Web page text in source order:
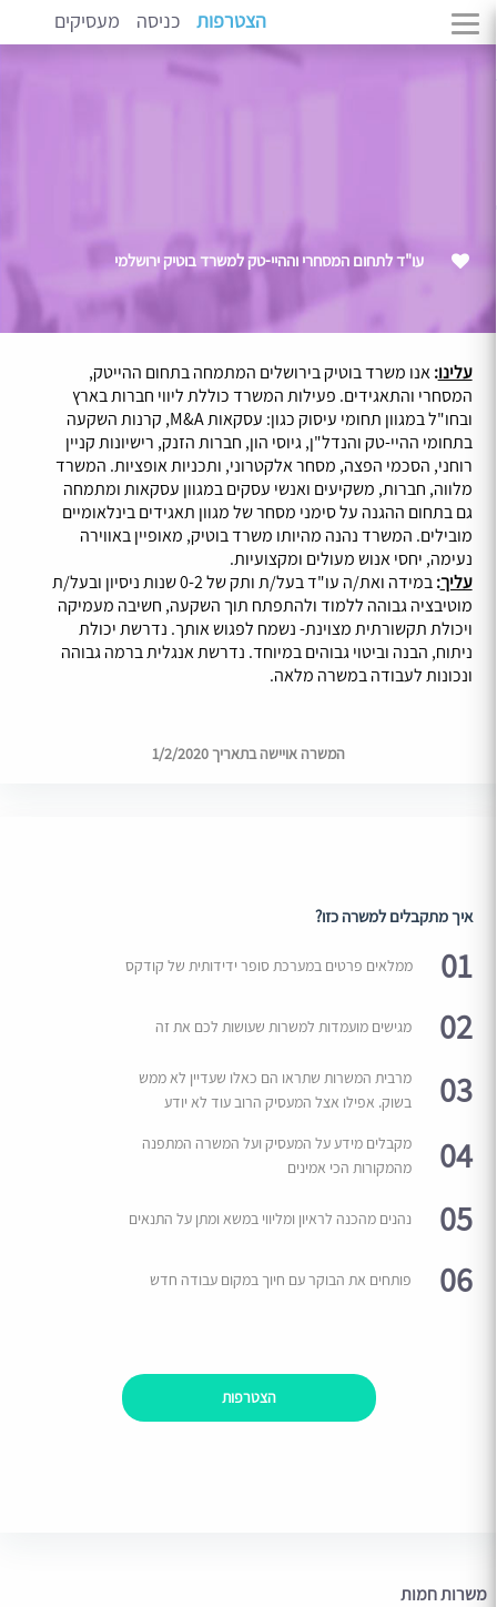
הצטרפות כניסה מעסיקים
עו"ד לתחום המסחרי וההיי-טק למשרד בוטיק ירושלמי
עלינו:אנו משרד בוטיק בירושלים המתמחה בתחום ההייטק,
המסחרי והתאגידים. פעילות המשרד כוללת ליווי חברות בארץ
ובחו"ל במגוון תחומי עיסוק כגון: עסקאות M&A, קרנות השקעה
בתחומי ההיי-טק והנדל"ן, גיוסי הון, חברות הזנק, רישיונות קניין
רוחני, הסכמי הפצה, מסחר אלקטרוני, ותכניות אופציות. המשרד
מלווה, חברות, משקיעים ואנשי עסקים במגוון עסקאות ומתמחה
גם בתחום ההגנה על סימני מסחר של מגוון תאגידים בינלאומיים
מובילים. המשרד נהנה מהיותו משרד בוטיק, מאופיין באווירה
נעימה, יחסי אנוש מעולים ומקצועיות.
עליך:
במידה ואת/ה עו"ד בעל/ת ותק של 0-2 שנות ניסיון ובעל/ת
מוטיבציה גבוהה ללמוד ולהתפתח תוך השקעה, חשיבה מעמיקה
ויכולת תקשורתית מצוינת- נשמח לפגוש אותך. נדרשת יכולת
ניתוח, הבנה וביטוי גבוהים במיוחד. נדרשת אנגלית ברמה גבוהה
ונכונות לעבודה במשרה מלאה.
המשרה אויישה בתאריך 1/2/2020
איך מתקבלים למשרה כזו?
01 ממלאים פרטים במערכת סופר ידידותית של קודקס
02 מגישים מועמדות למשרות שעושות לכם את זה
03
מרבית המשרות שתראו הם כאלו שעדיין לא ממש
בשוק. אפילו אצל המעסיק הרוב עוד לא יודע
04
מקבלים מידע על המעסיק ועל המשרה המתפנה
מהמקורות הכי אמינים
05 נהנים מהכנה לראיון ומליווי במשא ומתן על התנאים
06 פותחים את הבוקר עם חיוך במקום עבודה חדש
הצטרפות
משרות חמות